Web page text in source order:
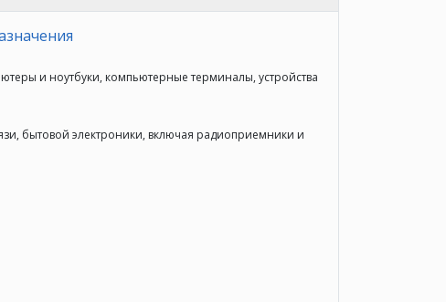
и ноутбуки, компьютерные терминалы, устройства
бытовой электроники, включая радиоприемники и